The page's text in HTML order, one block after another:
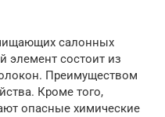
салонных
элемент состоит из
Преимуществом
Кроме того,
опасные химические